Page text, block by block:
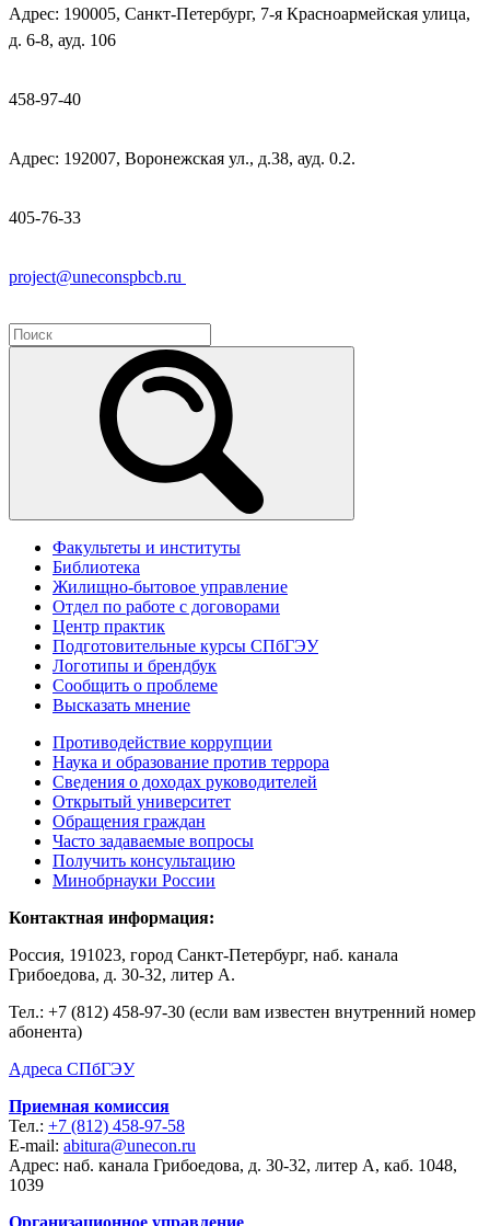
Адрес: 190005, Санкт-Петербург, 7-я Красноармейская улица,
д. 6-8, ауд. 106
458-97-40
Адрес: 192007, Воронежская ул., д.38, ауд. 0.2.
405-76-33
project@uneconspbcb.ru
Факультеты и институты
Библиотека
Жилищно-бытовое управление
Отдел по работе с договорами
Центр практик
Подготовительные курсы СПбГЭУ
Логотипы и брендбук
Сообщить о проблеме
Высказать мнение
Противодействие коррупции
Наука и образование против террора
Сведения о доходах руководителей
Открытый университет
Обращения граждан
Часто задаваемые вопросы
Получить консультацию
Минобрнауки России
Контактная информация:
Россия, 191023, город Санкт-Петербург, наб. канала
Грибоедова, д. 30-32, литер А.
Тел.: +7 (812) 458-97-30 (если вам известен внутренний номер
абонента)
Адреса СПбГЭУ
Приемная комиссия
Тел.: +7 (812) 458-97-58
E-mail: abitura@unecon.ru
Адрес: наб. канала Грибоедова, д. 30-32, литер А, каб. 1048,
1039
Организационное управление